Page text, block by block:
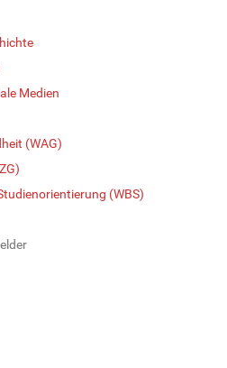
Medien
(WAG)
(WBS)